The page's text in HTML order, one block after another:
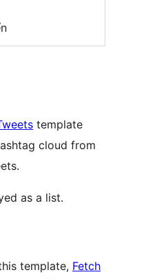
template
cloud from
as a list.
template, Fetch